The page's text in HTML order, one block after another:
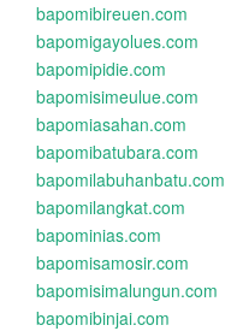
bapomibireuen.com
bapomigayolues.com
bapomipidie.com
bapomisimeulue.com
bapomiasahan.com
bapomibatubara.com
bapomilabuhanbatu.com
bapomilangkat.com
bapominias.com
bapomisamosir.com
bapomisimalungun.com
bapomibinjai.com